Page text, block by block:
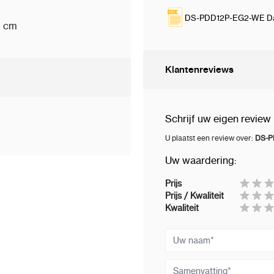
Zendbereik (vrije
Elektrische kenmerken
Batterijtype
Typische spanning
Standaard
Opslagtemperatuur
DS-PDD12P-EG2-WE
Klantenreviews
Schrijf uw eigen review
U plaatst een review over: DS-
Uw waardering:
Prijs
Prijs / Kwaliteit
Kwaliteit
Uw naam
Samenvatting